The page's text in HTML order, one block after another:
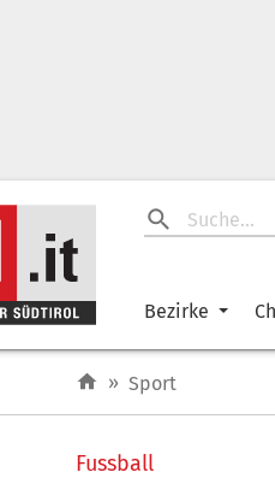
Bezirke
» Sport
Fussball